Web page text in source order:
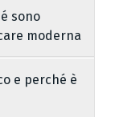
sono
moderna
e perché è